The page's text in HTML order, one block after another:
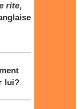
rite,
lui?